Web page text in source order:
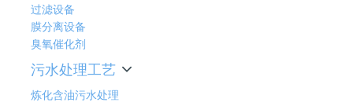
过滤设备
膜分离设备
臭氧催化剂
污水处理工艺
炼化含油污水处理